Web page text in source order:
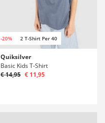
-20% 2 T-Shirt Per 40
Quiksilver
Basic Kids T-Shirt
€ 14,95 € 11,95